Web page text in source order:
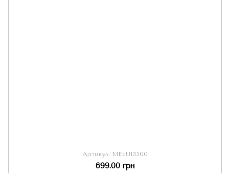
Артикул: MEcU13500
699.00 грн